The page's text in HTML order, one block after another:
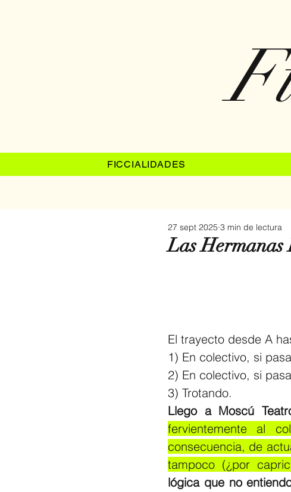
FICCIALIDADES
Las
27 sept 2025 3 min de lectura
El trayecto desde A
1) En colectivo, si
2) En colectivo, si
3) Trotando.
Llego a Moscú
fervientemente al
consecuencia, de
tampoco (¿por
lógica que no